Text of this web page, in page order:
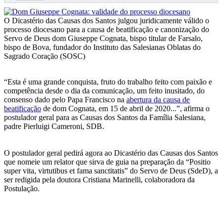
O Dicastério das Causas dos Santos julgou juridicamente válido o
processo diocesano para a causa de beatificação e canonização do
Servo de Deus dom Giuseppe Cognata, bispo titular de Farsalo,
bispo de Bova, fundador do Instituto das Salesianas Oblatas do
Sagrado Coração (SOSC)
“Esta é uma grande conquista, fruto do trabalho feito com paixão e
competência desde o dia da comunicação, um feito inusitado, do
consenso dado pelo Papa Francisco na abertura da causa de
beatificação de dom Cognata, em 15 de abril de 2020...”, afirma o
postulador geral para as Causas dos Santos da Família Salesiana,
padre Pierluigi Cameroni, SDB.
O postulador geral pedirá agora ao Dicastério das Causas dos Santos
que nomeie um relator que sirva de guia na preparação da “Positio
super vita, virtutibus et fama sanctitatis” do Servo de Deus (SdeD), a
ser redigida pela doutora Cristiana Marinelli, colaboradora da
Postulação.